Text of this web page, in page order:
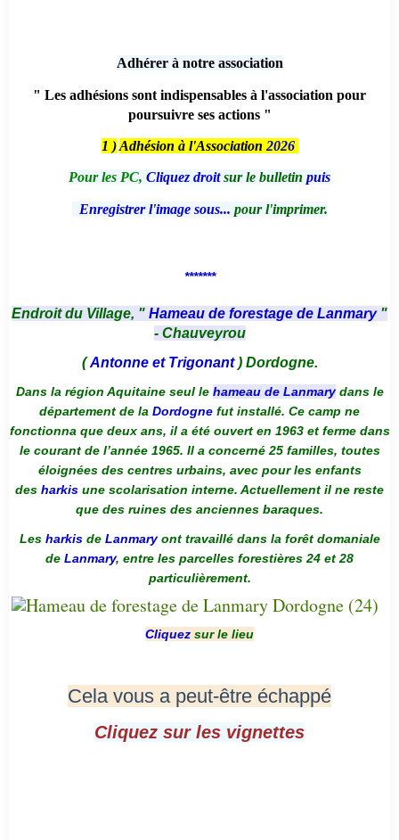
Adhérer à notre association
" Les adhésions sont indispensables à l'association pour
poursuivre ses actions "
1 ) Adhésion à l'Association 2026
Pour les PC, Cliquez droitsur le bulletin puis
Enregistrer l'image sous... pour l'imprimer.
*******
Endroit du Village, " Hameau de forestage de Lanmary "
- Chauveyrou
(Antonne et Trigonant) Dordogne.
Dans la région Aquitaine seul le hameau de Lanmarydans le
département de la Dordogne fut installé. Ce camp ne
fonctionna que deux ans, il a été ouvert en 1963 et ferme dans
le courant de l’année 1965. Il a concerné 25 familles, toutes
éloignées des centres urbains, avec pour les enfants
des harkis une scolarisation interne. Actuellement il ne reste
que des ruines des anciennes baraques.
Les harkis de Lanmaryont travaillé dans la forêt domaniale
de Lanmary, entre les parcelles forestières 24 et 28
particulièrement.
Cliquez sur le lieu
Cela vous a peut-être échappé
Cliquez sur les vignettes